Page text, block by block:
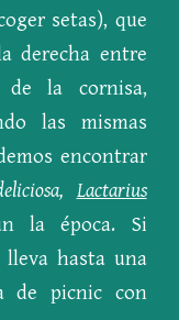
setas), que
derecha entre
de la cornisa,
las mismas
encontrar
Lactarius
la época. Si
hasta una
de picnic con